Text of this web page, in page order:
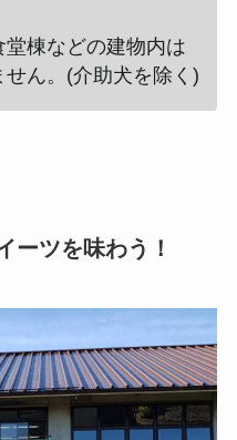
棟などの建物内は
ん。(介助犬を除く)
ーツを味わう！